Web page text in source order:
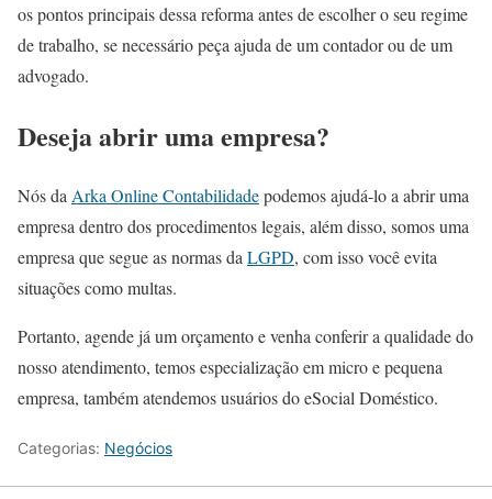
os pontos principais dessa reforma antes de escolher o seu regime
de trabalho, se necessário peça ajuda de um contador ou de um
advogado.
Deseja abrir uma empresa?
Nós daArka Online Contabilidadepodemos ajudá-lo a abrir uma
empresa dentro dos procedimentos legais, além disso, somos uma
empresa que segue as normas daLGPD, com isso você evita
situações como multas.
Portanto, agende já um orçamento e venha conferir a qualidade do
nosso atendimento, temos especialização em micro e pequena
empresa, também atendemos usuários do eSocial Doméstico.
Categorias: Negócios